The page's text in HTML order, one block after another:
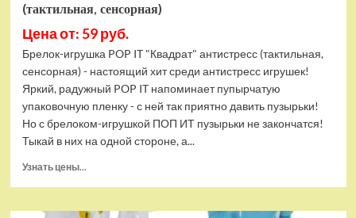
(тактильная, сенсорная)
Цена от: 59 руб.
Брелок-игрушка POP IT "Квадрат" антистресс (тактильная,
сенсорная) - настоящий хит среди антистресс игрушек!
Яркий, радужный POP IT напоминает пупырчатую
упаковочную пленку - с ней так приятно давить пузырьки!
Но с брелоком-игрушкой ПОП ИТ пузырьки не закончатся!
Тыкай в них на одной стороне, а...
Узнать цены...
Брелок-